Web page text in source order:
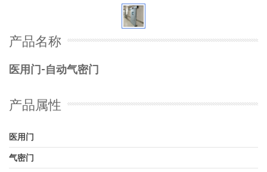
产品名称
医用门-自动气密门
产品属性
医用门
气密门